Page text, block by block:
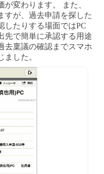
変わります。 また、
すが、過去申請を探した
したりする場面ではPC
先で簡単に承認する用途
去稟議の確認までスマホ
した。